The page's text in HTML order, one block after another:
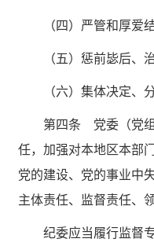
（四）严管和厚爱结
（五）惩前毖后、治
（六）集体决定、分
第四条 党委（党组
任，加强对本地区本部
党的建设、党的事业中
主体责任、监督责任、
纪委应当履行监督专